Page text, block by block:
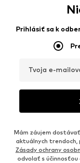
Prihlásiť sa k
Tvoja e-
Mám záujem
aktuálnych trendoch,
Zásady ochrany
odvolať s účinnosťou